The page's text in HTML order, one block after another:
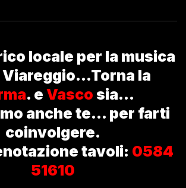
locale per la musica
Viareggio…Torna la
. e Vasco sia…
anche te… per farti
coinvolgere.
tavoli: 0584
51610